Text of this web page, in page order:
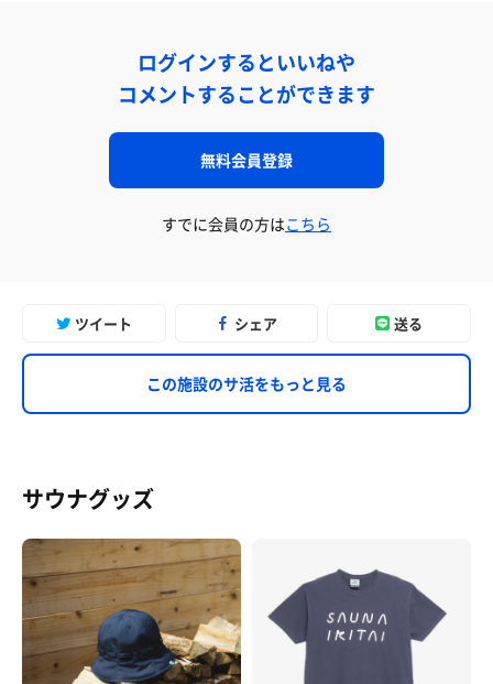
ログインするといいねや
コメントすることができます
無料会員登録
すでに会員の方はこちら
ツイート シェア 送る
この施設のサ活をもっと見る
サウナグッズ